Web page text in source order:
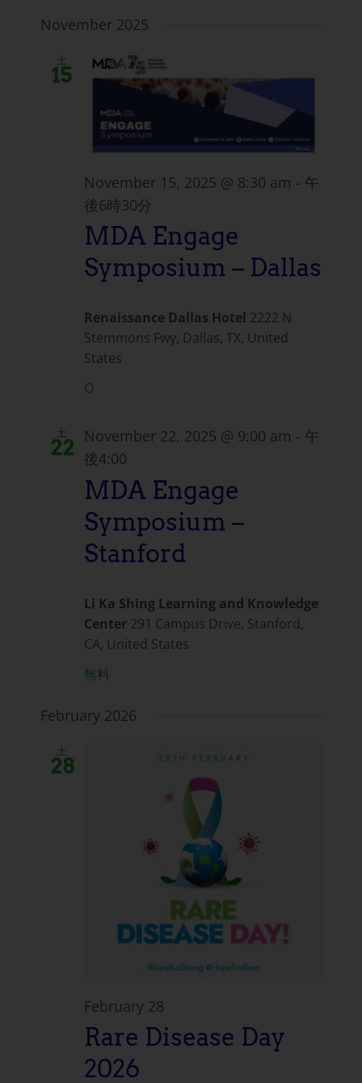
November 2025
15
November 15, 2025 @ 8:30 am - 午
後6時30分
MDA Engage
Symposium – Dallas
Renaissance Dallas Hotel 2222 N
Stemmons Fwy, Dallas, TX, United
States
O
22 November 22, 2025 @ 9:00 am - 午
後4:00
MDA Engage
Symposium –
Stanford
Li Ka Shing Learning and Knowledge
Center 291 Campus Drive, Stanford,
CA, United States
無料
February 2026
28
February 28
Rare Disease Day
2026